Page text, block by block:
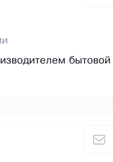
бытовой